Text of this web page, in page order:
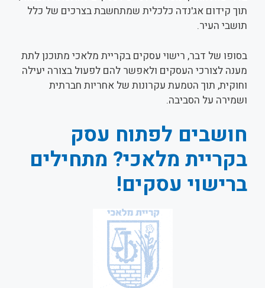
תוך קידום אג'נדה כלכלית שמתחשבת בצרכים של כלל
תושבי העיר.
בסופו של דבר, רישוי עסקים בקריית מלאכי מתוכנן לתת
מענה לצורכי העסקים ולאפשר להם לפעול בצורה יעילה
וחוקית, תוך הטמעת עקרונות של אחריות חברתית
ושמירה על הסביבה.
חושבים לפתוח עסק
בקריית מלאכי? מתחילים
ברישוי עסקים!